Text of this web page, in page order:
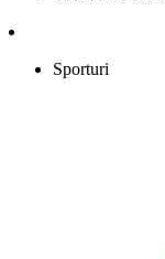
Sporturi